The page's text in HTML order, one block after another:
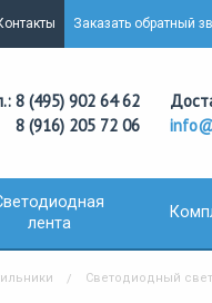
Заказать обратный
8 (495) 902 64 62
8 (916) 205 72 06
лента
Светодиодный